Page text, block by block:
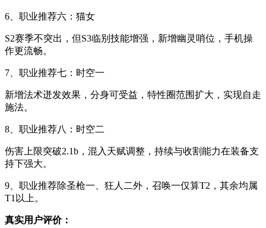
6、职业推荐六：猫女
S2赛季不突出，但S3临别技能增强，新增幽灵哨位，手机操
作更流畅。
7、职业推荐七：时空一
新增法术迸发效果，分身可受益，特性圈范围扩大，实现自走
施法。
8、职业推荐八：时空二
伤害上限突破2.1b，混入天赋调整，持续与收割能力在装备支
持下强大。
9、职业推荐除圣枪一、狂人二外，召唤一仅算T2，其余均属
T1以上。
真实用户评价：